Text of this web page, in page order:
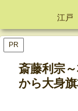
江戸
PR
斎藤利宗
から大身